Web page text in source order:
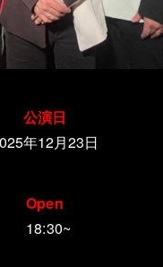
公演日
年12月23日
Open
18:30~